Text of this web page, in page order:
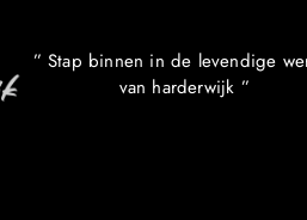
” Stap binnen in de levendige
van harderwijk ”